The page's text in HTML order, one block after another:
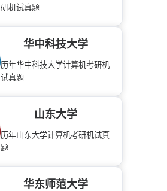
研机试真题
华中科技大学
历年华中科技大学计算机考研机
试真题
山东大学
历年山东大学计算机考研机试真
题
华东师范大学